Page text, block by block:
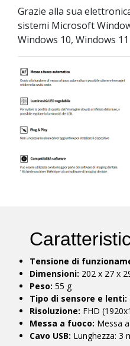
Grazie alla sua
sistemi Microsoft
Windows 10, Windows 11
Tensione di
Dimensioni: 202 x 27 x
Peso: 55 g
Tipo di sensore e lenti:
Risoluzione: FHD
Messa a fuoco: Messa
Cavo USB: Lunghezza: 3